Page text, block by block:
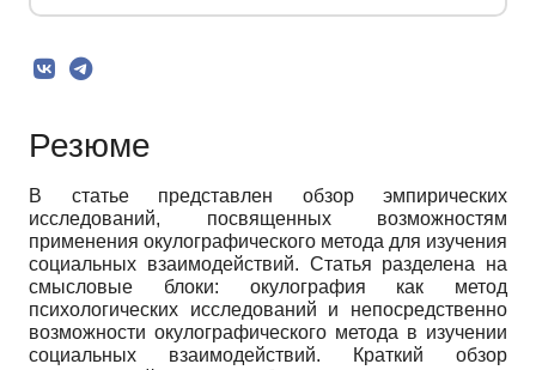
Резюме
В статье представлен обзор эмпирических
исследований, посвященных возможностям
применения окулографического метода для изучения
социальных взаимодействий. Статья разделена на
смысловые блоки: окулография как метод
психологических исследований и непосредственно
возможности окулографического метода в изучении
социальных взаимодействий. Краткий обзор